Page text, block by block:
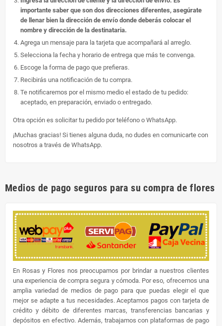
importante saber que son dos direcciones diferentes, asegúrate
de llenar bien la dirección de envío donde deberás colocar el
nombre y dirección de la destinataria.
Agrega un mensaje para la tarjeta que acompañará al arreglo.
Selecciona la fecha y horario de entrega que más te convenga.
Escoge la forma de pago que prefieras.
Recibirás una notificación de tu compra.
Te notificaremos por el mismo medio el estado de tu pedido:
aceptado, en preparación, enviado o entregado.
Otra opción es solicitar tu pedido por teléfono o WhatsApp.
¡Muchas gracias! Si tienes alguna duda, no dudes en comunicarte con
nosotros a través de WhatsApp.
Medios de pago seguros para su compra de flores
En Rosas y Flores nos preocupamos por brindar a nuestros clientes
una experiencia de compra segura y cómoda. Por eso, ofrecemos una
amplia variedad de medios de pago para que puedas elegir el que
mejor se adapte a tus necesidades. Aceptamos pagos con tarjeta de
crédito y débito de diferentes marcas, transferencias bancarias y
depósitos en efectivo. Además, trabajamos con plataformas de pago